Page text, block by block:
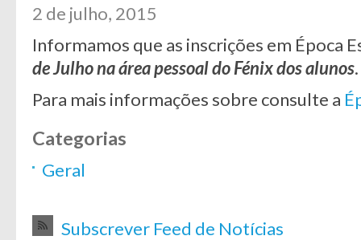
2 de julho, 2015
Informamos que as inscrições em Época
de Julho na área pessoal do Fénix dos alunos.
Para mais informações sobre consulte a
Categorias
Geral
Subscrever Feed de Notícias